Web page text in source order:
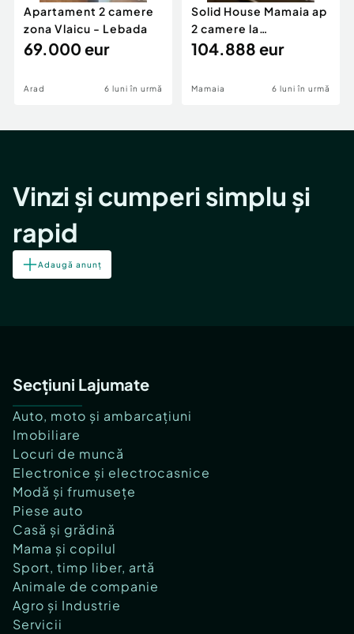
Apartament 2 camere
zona Vlaicu - Lebada
69.000 eur
Arad 6 luni în urmă
Solid House Mamaia ap
2 camere la
cheie,langa Mega
104.888 eur
Mamaia 6 luni în urmă
Vinzi și cumperi simplu și
rapid
Adaugă anunț
Secțiuni Lajumate
Auto, moto și ambarcațiuni
Imobiliare
Locuri de muncă
Electronice și electrocasnice
Modă și frumusețe
Piese auto
Casă și grădină
Mama și copilul
Sport, timp liber, artă
Animale de companie
Agro și Industrie
Servicii